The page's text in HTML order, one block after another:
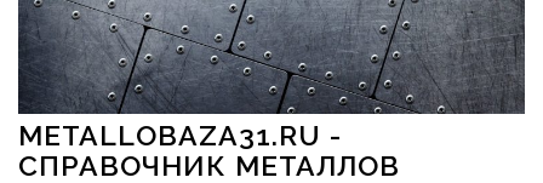
Перейти к содержимому
METALLOBAZA31.RU -
СПРАВОЧНИК МЕТАЛЛОВ